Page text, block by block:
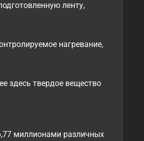
ленту,
нагревание,
здесь твердое вещество
миллионами различных